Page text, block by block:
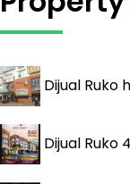
Dijual Ruko
Dijual Ruko